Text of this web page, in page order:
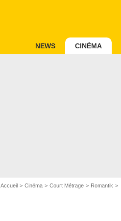
NEWS CINÉMA
Accueil Cinéma Court Métrage Romantik